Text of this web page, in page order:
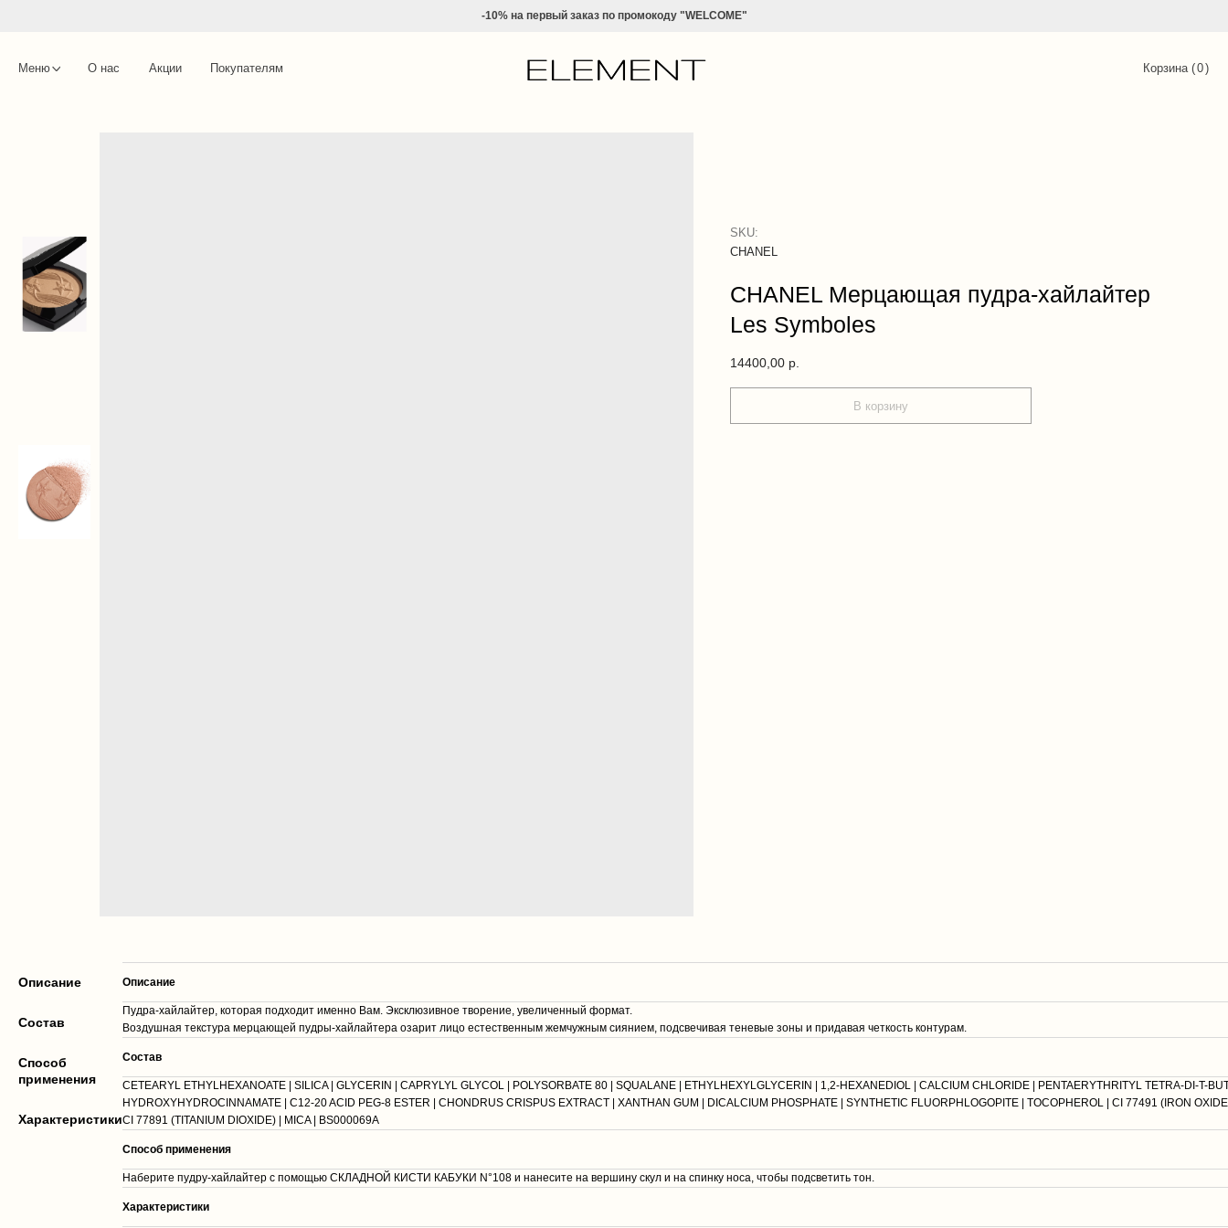
-10% напервый заказ по промокоду "WELCOME"
Меню О нас Акции Покупателям Корзина ( )
0
CHANEL Мерцающая пудра-хайлайтер
Les Symboles
CHANEL
SKU:
14400,00 р.
В корзину
Описание
Cостав
Способ
применения
Характеристики
Описание
Пудра-хайлайтер, которая подходит именно Вам. Эксклюзивное творение, увеличенный формат.
Воздушная текстура мерцающей пудры-хайлайтера озарит лицо естественным жемчужным сиянием, подсвечивая теневые зоны и придавая четкость контурам.
Cостав
CETEARYL ETHYLHEXANOATE | SILICA | GLYCERIN | CAPRYLYL GLYCOL | POLYSORBATE 80 | SQUALANE | ETHYLHEXYLGLYCERIN | 1,2-HEXANEDIOL | CALCIUM CHLORIDE | PENTAERYTHRITYL TETRA-DI-T-
HYDROXYHYDROCINNAMATE | C12-20 ACID PEG-8 ESTER | CHONDRUS CRISPUS EXTRACT | XANTHAN GUM | DICALCIUM PHOSPHATE | SYNTHETIC FLUORPHLOGOPITE | TOCOPHEROL | CI 77491 (IRON
CI 77891 (TITANIUM DIOXIDE) | MICA | BS000069A
Способ применения
Наберите пудру-хайлайтер с помощью СКЛАДНОЙ КИСТИ КАБУКИ N°108 и нанесите на вершину скул и на спинку носа, чтобы подсветить тон.
Характеристики